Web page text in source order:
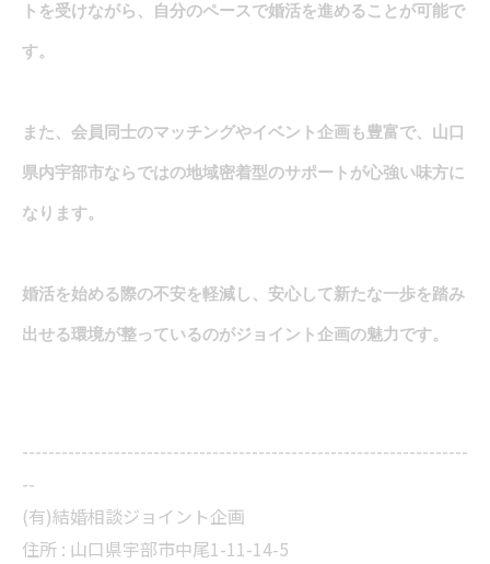
トを受けながら、自分のペースで婚活を進めることが可能で
す。
また、会員同士のマッチングやイベント企画も豊富で、山口
県内宇部市ならではの地域密着型のサポートが心強い味方に
なります。
婚活を始める際の不安を軽減し、安心して新たな一歩を踏み
出せる環境が整っているのがジョイント企画の魅力です。
--------------------------------------------------------------------
--
(有)結婚相談ジョイント企画
住所 : 山口県宇部市中尾1-11-14-5